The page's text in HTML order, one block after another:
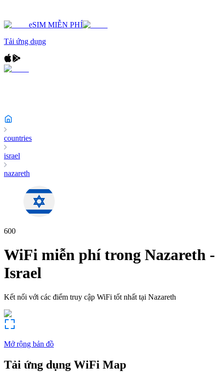
eSIM MIỄN PHÍ
Tải ứng dụng
countries
israel
nazareth
600
WiFi miễn phí trong Nazareth -
Israel
Kết nối với các điểm truy cập WiFi tốt nhất tại Nazareth
Mở rộng bản đồ
Tải ứng dụng WiFi Map